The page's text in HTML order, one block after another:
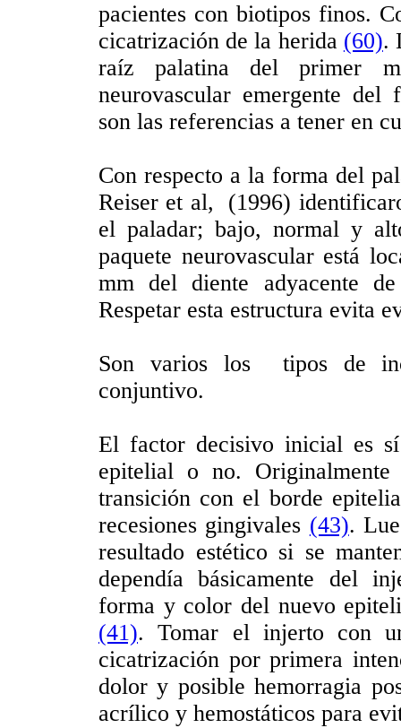
pacientes con biotipos finos.
cicatrización de la herida (60).
raíz palatina del primer
neurovascular emergente del
son las referencias a tener en
Con respecto a la forma del
Reiser et al, (1996)
el paladar; bajo, normal y
paquete neurovascular está
mm del diente adyacente
Respetar esta estructura evita
Son varios los tipos de
conjuntivo.
El factor decisivo inicial es
epitelial o no.
transición con el borde
recesiones gingivales (43).
resultado estético si se
dependía básicamente del
forma y color del nuevo
(41). Tomar el injerto con
cicatrización por primera
dolor y posible hemorragia
acrílico y hemostáticos para